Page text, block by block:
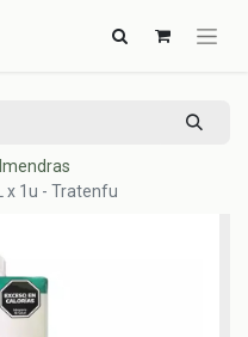
x 1u - Tratenfu